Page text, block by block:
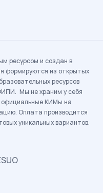
ресурсом и создан в
формируются из открытых
ресурсов
Мы не храним у себя
официальные КИМы на
Оплата производится
уникальных вариантов.